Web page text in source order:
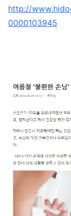
http://
0000103945